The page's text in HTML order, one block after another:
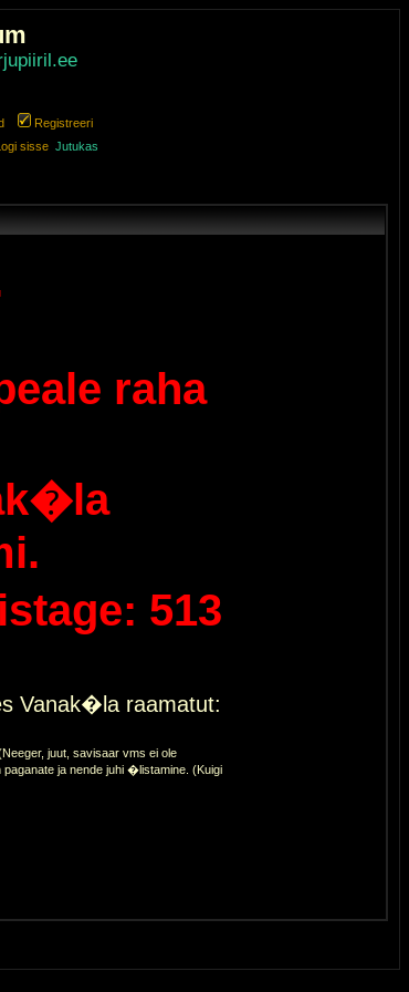
Registreeri
sisse Jutukas
raha
513
Vanak�la raamatut:
juut, savisaar vms ei ole
ja nende juhi �listamine. (Kuigi